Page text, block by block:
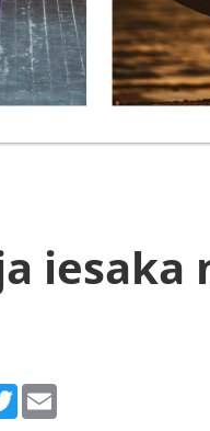
iesaka
Twitter